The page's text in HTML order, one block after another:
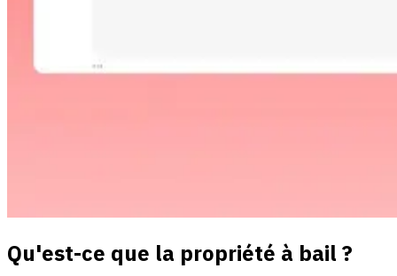
Qu'est-ce que la propriété à bail ?